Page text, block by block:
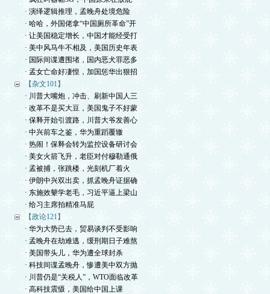
· 演绎逻辑推理，孟晚舟处境危险
· 哈哈，外国佬拿“中国厕所革命”开
· 让美国稳定增长，中国才能经受打
· 美中风马牛不相及，美国历史年表
· 国际间谍遭围堵，国内恶犬罪恶多
· 孟女亡命好凄惶，加国惩华出狠招
【杂文101】
· 川普大嘴炮，冲击、刷新中国人三
· 改革不是买大豆，美国鬼子不好蒙
· 保释开始引渡路，川普大爷发善心
· 中兴前车之鉴，华为重蹈覆辙
· 热闹！保释会转为监控设备研讨会
· 美女火箭飞升，老臣对付穆勒通俄
· 孟被捕，张跳楼，光刻机厂着火
· 伊朗中兴双出卖，抓孟晚舟证据确
· 东施效颦学老毛，习近平逼上梁山
· 给习主席拍精准马屁
【政论121】
· 华为大势已去，贸易谈判不受影响
· 孟晚舟在劫难逃，缓刑期日子难熬
· 美国带头儿，华为遭全球封杀
· 科技间谍孟晚舟，惨遭美中双方抛
· 川普仍是“关税人”，WTO面临改革
· 高科技震慑，美国给中国上课